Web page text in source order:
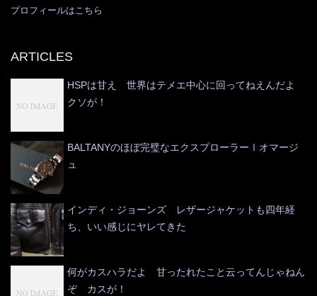
プロフィールはこちら
ARTICLES
HSPは甘え 世界はテメエ中心に回ってねえんだよ
クソが！
BALTANYのほぼ完璧なエクスプローラーⅠオマージ
ュ
インディ・ジョーンズ レザージャケットも四年経
ち、いい感じにヤレてきた
何がカスハラだよ 甘ったれたこと云ってんじゃねん
ぞ カスが！